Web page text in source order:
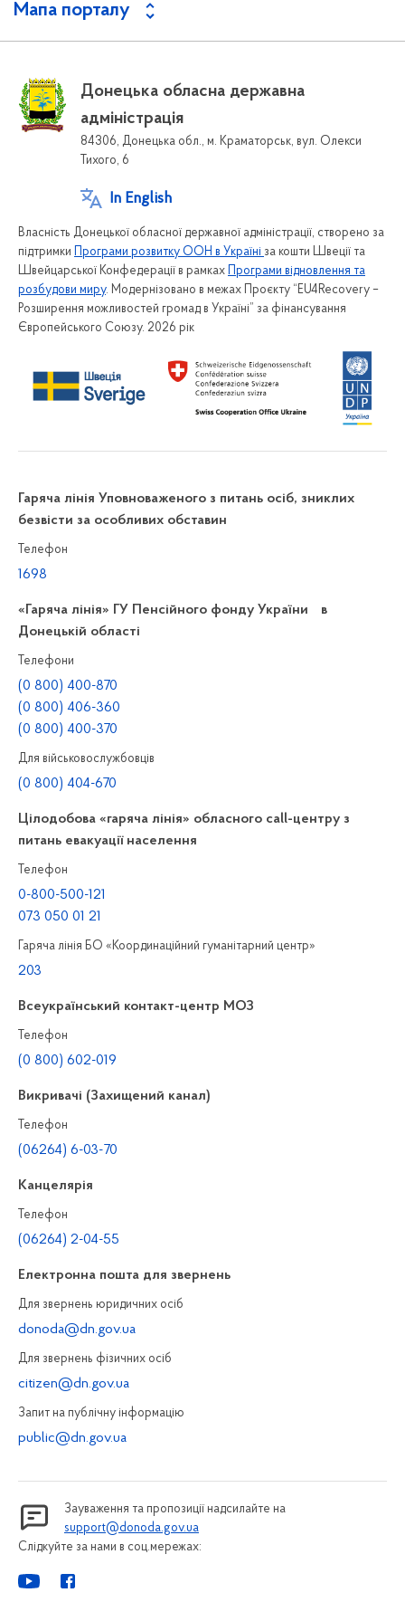
Мапа порталу
Донецька обласна державна
адміністрація
84306, Донецька обл., м. Краматорськ, вул. Олекси
Тихого, 6
In English
Власність Донецької обласної державної адміністрації, створено за
підтримки Програми розвитку ООН в Україні за кошти Швеції та
Швейцарської Конфедерації в рамках Програми відновлення та
розбудови миру. Модернізовано в межах Проєкту “EU4Recovery –
Розширення можливостей громад в Україні” за фінансування
Європейського Союзу. 2026 рік
Гаряча лінія Уповноваженого з питань осіб, зниклих
безвісти за особливих обставин
Телефон
1698
«Гаряча лінія» ГУ Пенсійного фонду України в
Донецькій області
Телефони
(0 800) 400-870
(0 800) 406-360
(0 800) 400-370
Для військовослужбовців
(0 800) 404-670
Цілодобова «гаряча лінія» обласного call-центру з
питань евакуації населення
Телефон
0-800-500-121
073 050 01 21
Гаряча лінія БО «Координаційний гуманітарний центр»
203
Всеукраїнський контакт-центр МОЗ
Телефон
(0 800) 602-019
Викривачі (Захищений канал)
Телефон
(06264) 6-03-70
Канцелярiя
Телефон
(06264) 2-04-55
Електронна пошта для звернень
Для звернень юридичних осiб
donoda@dn.gov.ua
Для звернень фізичних осiб
citizen@dn.gov.ua
Запит на публiчну інформацiю
public@dn.gov.ua
Зауваження та пропозиції надсилайте на
support@donoda.gov.ua
Слідкуйте за нами в соц.мережах: